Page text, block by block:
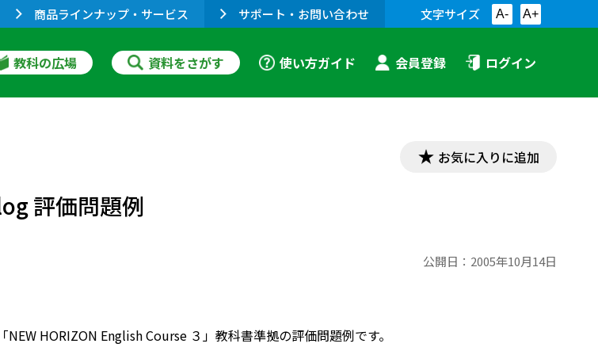
商品ラインナップ・サービス サポート・お問い合わせ 文字サイズ A- A+
教科の広場 資料をさがす 使い方ガイド 会員登録 ログイン
お気に入りに追加
評価問題例
公開日： 2005年10月14日
HORIZON English Course ３」教科書準拠の評価問題例です。